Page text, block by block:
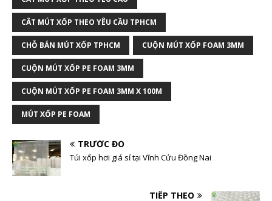
CẮT MÚT XỐP THEO YÊU CẦU TPHCM
CHỖ BÁN MÚT XỐP TPHCM CUỘN MÚT XỐP FOAM 3MM
CUỘN MÚT XỐP PE FOAM 3MM
CUỘN MÚT XỐP PE FOAM 3MM X 100M
MÚT XỐP PE FOAM
TRƯỚC ĐÓ
Túi xốp hơi giá sỉ tại Vĩnh Cửu Đồng Nai
TIẾP THEO